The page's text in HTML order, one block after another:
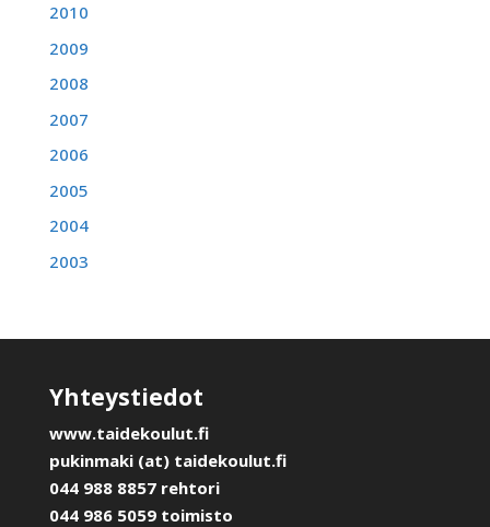
2010
2009
2008
2007
2006
2005
2004
2003
Yhteystiedot
www.taidekoulut.fi
pukinmaki (at) taidekoulut.fi
044 988 8857 rehtori
044 986 5059 toimisto